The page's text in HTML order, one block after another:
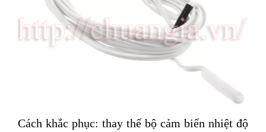
Cách khắc phục: thay thế bộ cảm biến nhiệt độ